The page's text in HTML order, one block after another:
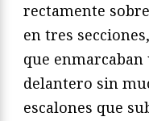
rectamente
en tres
que enmarcaban
delantero sin
escalones que